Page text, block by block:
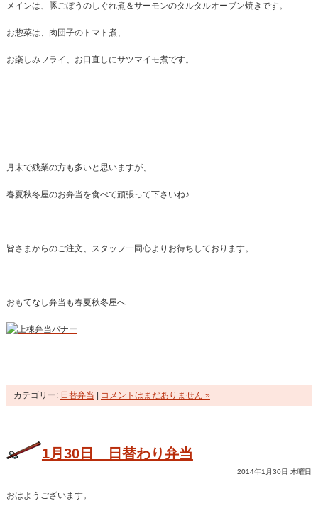
メインは、豚ごぼうのしぐれ煮＆サーモンのタルタルオーブン焼きです。
お惣菜は、肉団子のトマト煮、
お楽しみフライ、お口直しにサツマイモ煮です。
月末で残業の方も多いと思いますが、
春夏秋冬屋のお弁当を食べて頑張って下さいね♪
皆さまからのご注文、スタッフ一同心よりお待ちしております。
おもてなし弁当も春夏秋冬屋へ
カテゴリー: 日替弁当 コメントはまだありません »
1月30日 日替わり弁当
2014年1月30日 木曜日
おはようございます。